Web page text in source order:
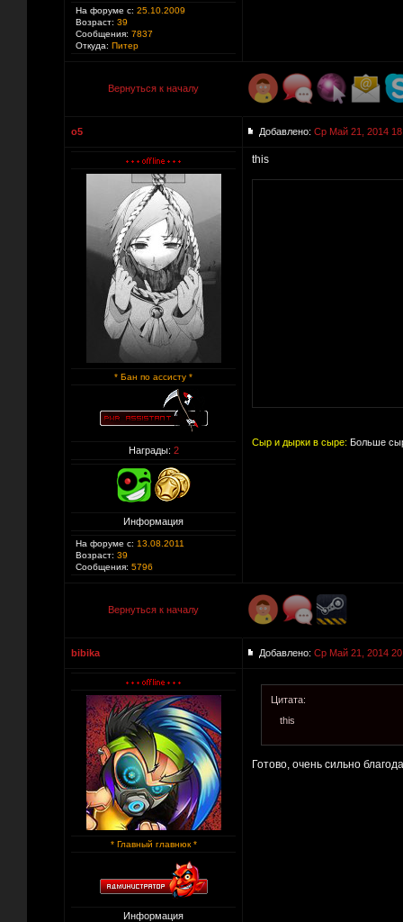
На форуме с: 25.10.2009
Возраст: 39
Сообщения: 7837
Откуда: Питер
Вернуться к началу
o5 Добавлено: Ср Май 21, 2014
* Бан по ассисту *
Награды: 2
Информация
На форуме с: 13.08.2011
Возраст: 39
Сообщения: 5796
this
Сыр и дырки в сыре: Больше
Вернуться к началу
bibika Добавлено: Ср Май 21, 2014
* Главный главнюк *
Информация
Цитата:
this
Готово, очень сильно